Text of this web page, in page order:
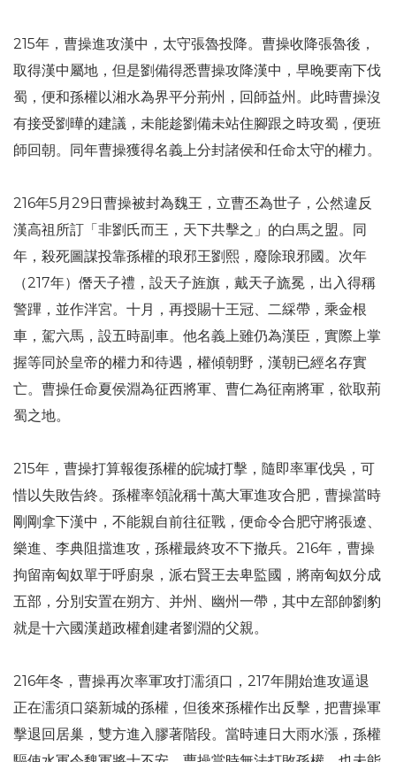
215年，曹操進攻漢中，太守張魯投降。曹操收降張魯後，
取得漢中屬地，但是劉備得悉曹操攻降漢中，早晚要南下伐
蜀，便和孫權以湘水為界平分荊州，回師益州。此時曹操沒
有接受劉曄的建議，未能趁劉備未站住腳跟之時攻蜀，便班
師回朝。同年曹操獲得名義上分封諸侯和任命太守的權力。
216年5月29日曹操被封為魏王，立曹丕為世子，公然違反
漢高祖所訂「非劉氏而王，天下共擊之」的白馬之盟。同
年，殺死圖謀投靠孫權的琅邪王劉熙，廢除琅邪國。次年
（217年）僭天子禮，設天子旌旗，戴天子旒冕，出入得稱
警蹕，並作泮宮。十月，再授賜十王冠、二綵帶，乘金根
車，駕六馬，設五時副車。他名義上雖仍為漢臣，實際上掌
握等同於皇帝的權力和待遇，權傾朝野，漢朝已經名存實
亡。曹操任命夏侯淵為征西將軍、曹仁為征南將軍，欲取荊
蜀之地。
215年，曹操打算報復孫權的皖城打擊，隨即率軍伐吳，可
惜以失敗告終。孫權率領訛稱十萬大軍進攻合肥，曹操當時
剛剛拿下漢中，不能親自前往征戰，便命令合肥守將張遼、
樂進、李典阻擋進攻，孫權最終攻不下撤兵。216年，曹操
拘留南匈奴單于呼廚泉，派右賢王去卑監國，將南匈奴分成
五部，分別安置在朔方、并州、幽州一帶，其中左部帥劉豹
就是十六國漢趙政權創建者劉淵的父親。
216年冬，曹操再次率軍攻打濡須口，217年開始進攻逼退
正在濡須口築新城的孫權，但後來孫權作出反擊，把曹操軍
擊退回居巢，雙方進入膠著階段。當時連日大雨水漲，孫權